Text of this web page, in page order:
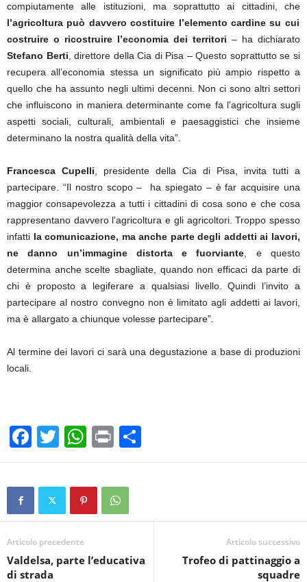
compiutamente alle istituzioni, ma soprattutto ai cittadini, che
l’agricoltura può davvero costituire l’elemento cardine su cui
costruire o ricostruire l’economia dei territori – ha dichiarato
Stefano Berti , direttore della Cia di Pisa – Questo soprattutto se si
recupera all’economia stessa un significato più ampio rispetto a
quello che ha assunto negli ultimi decenni. Non ci sono altri settori
che influiscono in maniera determinante come fa l’agricoltura sugli
aspetti sociali, culturali, ambientali e paesaggistici che insieme
determinano la nostra qualità della vita”.
Francesca Cupelli , presidente della Cia di Pisa, invita tutti a
partecipare. “Il nostro scopo – ha spiegato – è far acquisire una
maggior consapevolezza a tutti i cittadini di cosa sono e che cosa
rappresentano davvero l’agricoltura e gli agricoltori. Troppo spesso
infatti la comunicazione, ma anche parte degli addetti ai lavori,
ne danno un’immagine distorta e fuorviante , e questo
determina anche scelte sbagliate, quando non efficaci da parte di
chi è proposto a legiferare a qualsiasi livello. Quindi l’invito a
partecipare al nostro convegno non è limitato agli addetti ai lavori,
ma è allargato a chiunque volesse partecipare”.
Al termine dei lavori ci sarà una degustazione a base di produzioni
locali.
F
a
c
b
o
o
T
wi
tt
W
h
at
s
A
p
Pr
in
t
o
vi
Articolo precedente
Valdelsa, parte l’educativa
di strada
Articolo successivo
Trofeo di pattinaggio a
squadre